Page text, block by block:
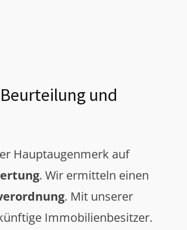
und
Hauptaugenmerk auf
. Wir ermitteln einen
. Mit unserer
Immobilienbesitzer.